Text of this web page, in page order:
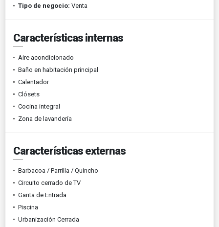
Tipo de negocio: Venta
Características internas
Aire acondicionado
Baño en habitación principal
Calentador
Clósets
Cocina integral
Zona de lavandería
Características externas
Barbacoa / Parrilla / Quincho
Circuito cerrado de TV
Garita de Entrada
Piscina
Urbanización Cerrada